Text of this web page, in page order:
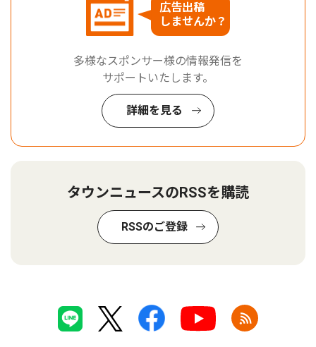
広告出稿
しませんか？
多様なスポンサー様の情報発信を
サポートいたします。
詳細を見る
タウンニュースのRSSを購読
RSSのご登録